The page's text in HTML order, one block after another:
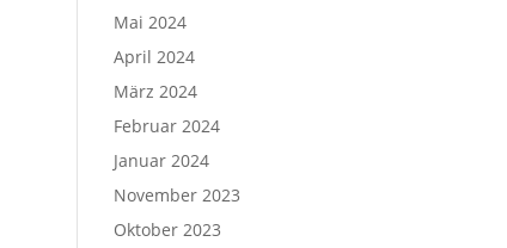
Mai 2024
April 2024
März 2024
Februar 2024
Januar 2024
November 2023
Oktober 2023